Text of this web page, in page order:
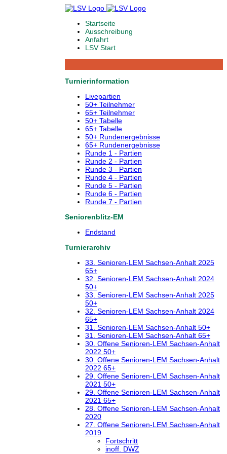
Startseite
Ausschreibung
Anfahrt
LSV Start
Turnierinformation
Livepartien
50+ Teilnehmer
65+ Teilnehmer
50+ Tabelle
65+ Tabelle
50+ Rundenergebnisse
65+ Rundenergebnisse
Runde 1 - Partien
Runde 2 - Partien
Runde 3 - Partien
Runde 4 - Partien
Runde 5 - Partien
Runde 6 - Partien
Runde 7 - Partien
Seniorenblitz-EM
Endstand
Turnierarchiv
33. Senioren-LEM Sachsen-Anhalt 2025
65+
32. Senioren-LEM Sachsen-Anhalt 2024
50+
33. Senioren-LEM Sachsen-Anhalt 2025
50+
32. Senioren-LEM Sachsen-Anhalt 2024
65+
31. Senioren-LEM Sachsen-Anhalt 50+
31. Senioren-LEM Sachsen-Anhalt 65+
30. Offene Senioren-LEM Sachsen-Anhalt
2022 50+
30. Offene Senioren-LEM Sachsen-Anhalt
2022 65+
29. Offene Senioren-LEM Sachsen-Anhalt
2021 50+
29. Offene Senioren-LEM Sachsen-Anhalt
2021 65+
28. Offene Senioren-LEM Sachsen-Anhalt
2020
27. Offene Senioren-LEM Sachsen-Anhalt
2019
Fortschritt
inoff. DWZ